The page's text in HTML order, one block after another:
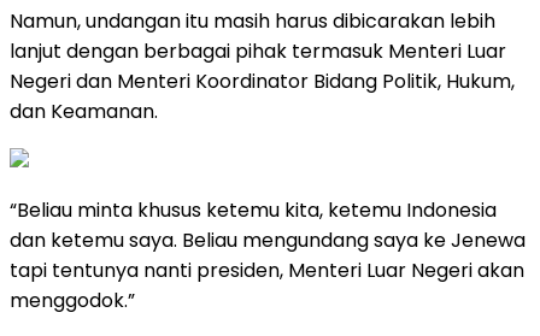
Namun, undangan itu masih harus dibicarakan lebih
lanjut dengan berbagai pihak termasuk Menteri Luar
Negeri dan Menteri Koordinator Bidang Politik, Hukum,
dan Keamanan.
“Beliau minta khusus ketemu kita, ketemu Indonesia
dan ketemu saya. Beliau mengundang saya ke Jenewa
tapi tentunya nanti presiden, Menteri Luar Negeri akan
menggodok.”